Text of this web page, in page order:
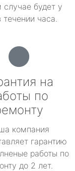
будет у
течении часа.
на
по
компания
гарантию
работы по
до 2 лет.